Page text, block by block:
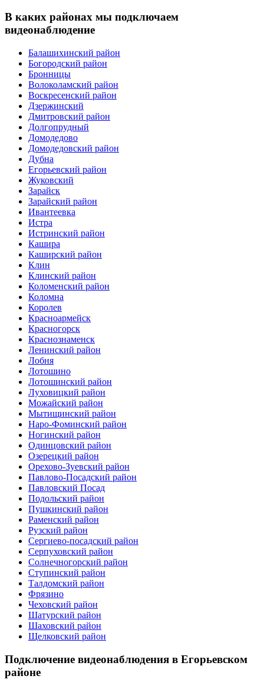
В каких районах мы подключаем
видеонаблюдение
Балашихинский район
Богородский район
Бронницы
Волоколамский район
Воскресенский район
Дзержинский
Дмитровский район
Долгопрудный
Домодедово
Домодедовский район
Дубна
Егорьевский район
Жуковский
Зарайск
Зарайский район
Ивантеевка
Истра
Истринский район
Кашира
Каширский район
Клин
Клинский район
Коломенский район
Коломна
Королев
Красноармейск
Красногорск
Краснознаменск
Ленинский район
Лобня
Лотошино
Лотошинский район
Луховицкий район
Можайский район
Мытищинский район
Наро-Фоминский район
Ногинский район
Одинцовский район
Озерецкий район
Орехово-Зуевский район
Павлово-Посадский район
Павловский Посад
Подольский район
Пушкинский район
Раменский район
Рузский район
Сергиево-посадский район
Серпуховский район
Солнечногорский район
Ступинский район
Талдомский район
Фрязино
Чеховский район
Шатурский район
Шаховский район
Щелковский район
Подключение видеонаблюдения в Егорьевском
районе